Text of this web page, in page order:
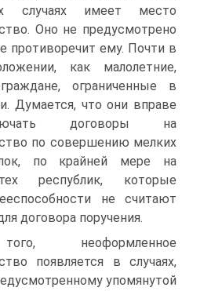
случаях имеет место
Оно не предусмотрено
противоречит ему. Почти в
как малолетние,
ограниченные в
Думается, что они вправе
договоры на
по совершению мелких
по крайней мере на
республик, которые
не считают
договора поручения.
неоформленное
появляется в случаях,
упомянутой